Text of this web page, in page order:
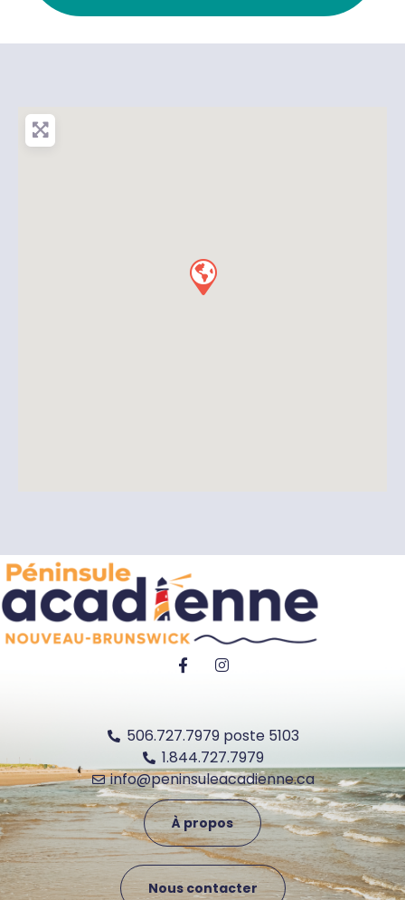
506.727.7979 poste 5103
1.844.727.7979
info@peninsuleacadienne.ca
À propos
Nous contacter